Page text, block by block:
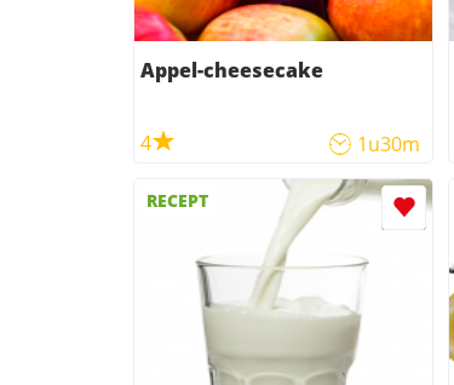
Appel-cheesecake
4 1u30m
RECEPT